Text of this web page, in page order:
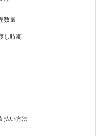
数量
し時期
払い方法